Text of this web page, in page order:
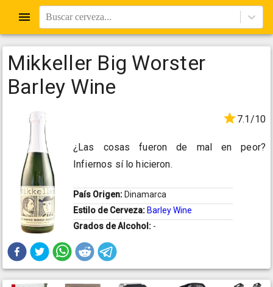
Buscar cerveza...
Mikkeller Big Worster
Barley Wine
7.1/10
¿Las cosas fueron de mal en peor?
Infiernos sí lo hicieron.
País Origen: Dinamarca
Estilo de Cerveza: Barley Wine
Grados de Alcohol: -